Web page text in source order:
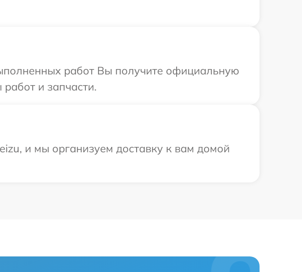
работ Вы получите официальную
и запчасти.
и мы организуем доставку к вам домой